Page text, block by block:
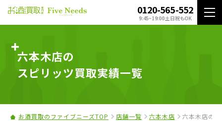
0120-565-552
9:45~19:00 土日祝もOK
六本木店の
スピリッツ買取実績一覧
お酒買取のファイブニーズTOP 店舗一覧 六本木店 六本木店の